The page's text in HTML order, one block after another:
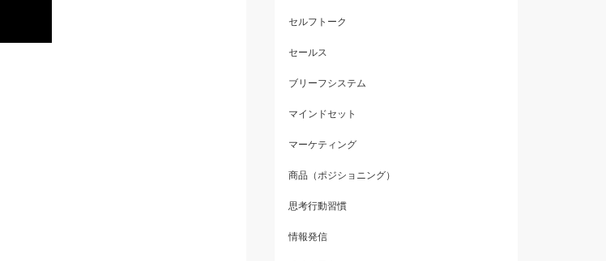
セルフトーク
セールス
ブリーフシステム
マインドセット
マーケティング
商品（ポジショニング）
思考行動習慣
情報発信